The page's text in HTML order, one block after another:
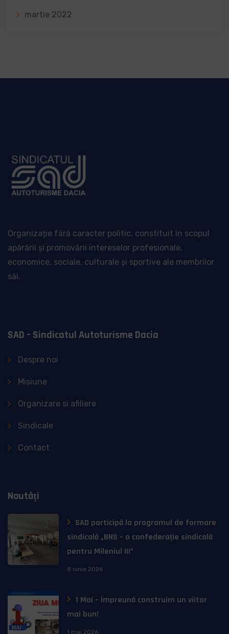
martie 2022
Organizație fără caracter politic, constituit în scopul
apărării și promovării intereselor profesionale,
economice, sociale, culturale și sportive ale membrilor
săi.
SAD – Sindicatul Autoturisme Dacia
Despre noi
Misiune
Organizare si afiliere
Sindicale
Contact
Noutăți
SAD participă la programul de formare
sindicală „BNS – o confederație sindicală
pentru Mileniul III”
8 iunie 2026
1 Mai – Împreună construim un viitor
mai bun!
1 mai 2026